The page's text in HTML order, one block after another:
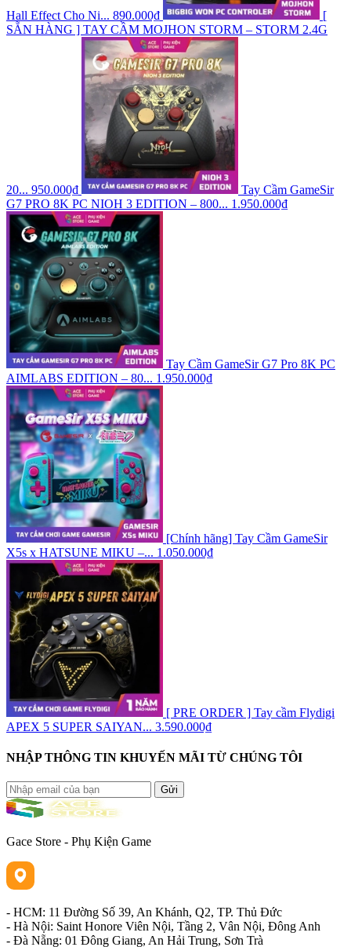
Hall Effect Cho Ni... 890.000₫
[
SẴN HÀNG ] TAY CẦM MOJHON STORM – STORM 2.4G
20... 950.000₫
Tay Cầm GameSir
G7 PRO 8K PC NIOH 3 EDITION – 800... 1.950.000₫
Tay Cầm GameSir G7 Pro 8K PC
AIMLABS EDITION – 80... 1.950.000₫
[Chính hãng] Tay Cầm GameSir
X5s x HATSUNE MIKU –... 1.050.000₫
[ PRE ORDER ] Tay cầm Flydigi
APEX 5 SUPER SAIYAN... 3.590.000₫
NHẬP THÔNG TIN KHUYẾN MÃI TỪ CHÚNG TÔI
Gửi
Gace Store - Phụ Kiện Game
- HCM: 11 Đường Số 39, An Khánh, Q2, TP. Thủ Đức
- Hà Nội: Saint Honore Viên Nội, Tầng 2, Vân Nội, Đông Anh
- Đà Nẵng: 01 Đông Giang, An Hải Trung, Sơn Trà